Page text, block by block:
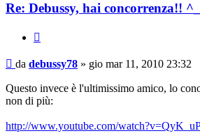
Re: Debussy, hai concorrenza!!
Messaggio
da debussy78 » gio mar 11, 2010 23:32
Questo invece è l'ultimissimo amico, lo
non di più:
http://www.youtube.com/